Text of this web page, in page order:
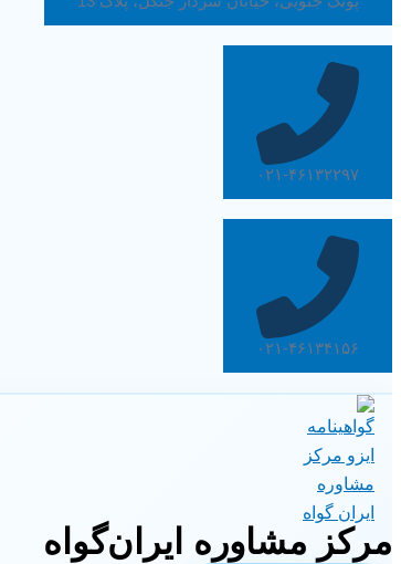
۰۲۱-۴۶۱۳۲۲۹۷
۰۲۱-۴۶۱۳۴۱۵۶
مرکز مشاوره ایران‌گواه